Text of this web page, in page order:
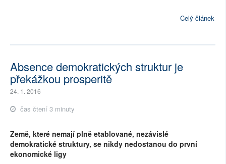
Celý článek
Absence demokratických struktur je
překážkou prosperitě
24. 1. 2016
čas čtení 3 minuty
Země, které nemají plně etablované, nezávislé
demokratické struktury, se nikdy nedostanou do první
ekonomické ligy